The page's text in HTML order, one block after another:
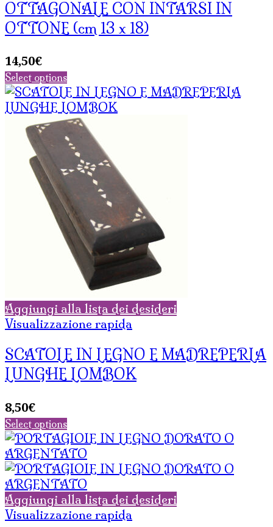
OTTAGONALE CON INTARSI IN
OTTONE (cm 13 x 18)
14,50€
Select options
Aggiungi alla lista dei desideri
Visualizzazione rapida
SCATOLE IN LEGNO E MADREPERLA
LUNGHE LOMBOK
8,50€
Select options
Aggiungi alla lista dei desideri
Visualizzazione rapida